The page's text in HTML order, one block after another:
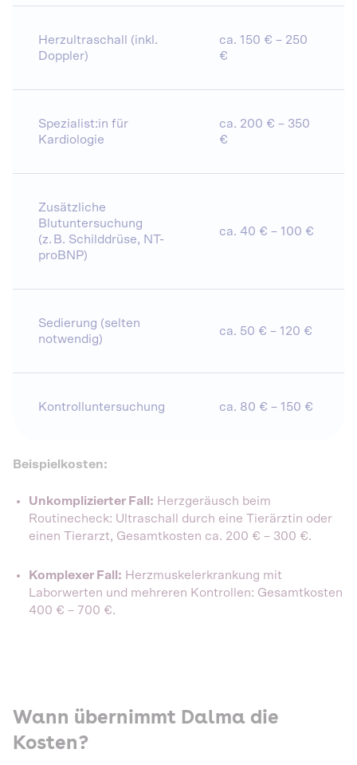
Herzultraschall (inkl.
Doppler)
ca. 150 € – 250
€
Spezialist:in für
Kardiologie
ca. 200 € – 350
€
Zusätzliche
Blutuntersuchung
(z. B. Schilddrüse, NT-
proBNP)
ca. 40 € – 100 €
Sedierung (selten
notwendig)
ca. 50 € – 120 €
Kontrolluntersuchung ca. 80 € – 150 €
Beispielkosten:
Unkomplizierter Fall: Herzgeräusch beim
Routinecheck: Ultraschall durch eine Tierärztin oder
einen Tierarzt, Gesamtkosten ca. 200 € – 300 €.
Komplexer Fall: Herzmuskelerkrankung mit
Laborwerten und mehreren Kontrollen: Gesamtkosten
400 € – 700 €.
Wann übernimmt Dalma die
Kosten?